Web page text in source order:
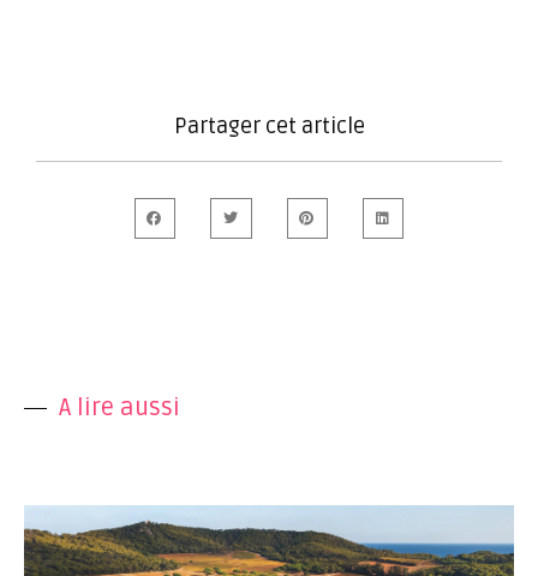
Partager cet article
A lire aussi